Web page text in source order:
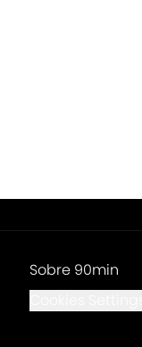
Sobre 90min